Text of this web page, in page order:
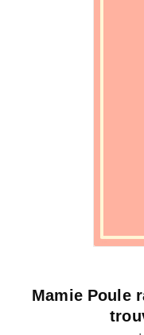
Mamie Poule